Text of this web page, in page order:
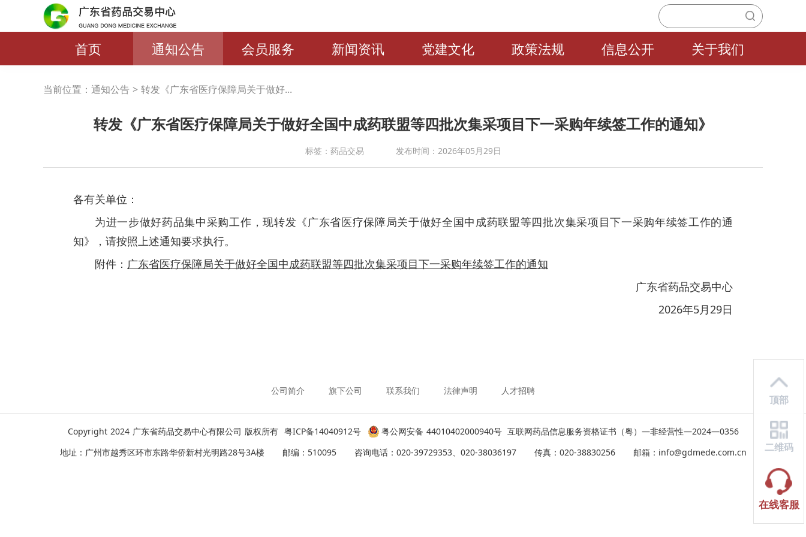
顶部
二维码
在线客服
首页 通知公告 会员服务 新闻资讯 党建文化 政策法规 信息公开 关于我们
当前位置： 通知公告 > 转发《广东省医疗保障局关于做好...
转发《广东省医疗保障局关于做好全国中成药联盟等四批次集采项目下一采购年续签工作的通知》
标签：药品交易 发布时间：2026年05月29日
各有关单位：
为进一步做好药品集中采购工作，现转发《广东省医疗保障局关于做好全国中成药联盟等四批次集采项目下一采购年续签工作的通
知》，请按照上述通知要求执行。
附件： 广东省医疗保障局关于做好全国中成药联盟等四批次集采项目下一采购年续签工作的通知
广东省药品交易中心
2026年5月29日
公司简介 旗下公司 联系我们 法律声明 人才招聘
Copyright 2024 广东省药品交易中心有限公司 版权所有  粤ICP备14040912号 粤公网安备 44010402000940号 互联网药品信息服务资格证书（粤）—非经营性—2024—0356
地址：广州市越秀区环市东路华侨新村光明路28号3A楼      邮编：510095      咨询电话：020-39729353、020-38036197      传真：020-38830256      邮箱：info@gdmede.com.cn